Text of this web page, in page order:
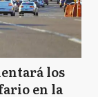
los
en la